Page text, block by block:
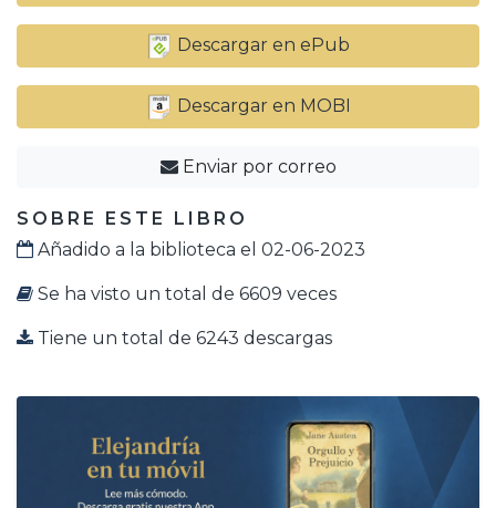
Descargar en ePub
Descargar en MOBI
Enviar por correo
SOBRE ESTE LIBRO
Añadido a la biblioteca el 02-06-2023
Se ha visto un total de 6609 veces
Tiene un total de 6243 descargas